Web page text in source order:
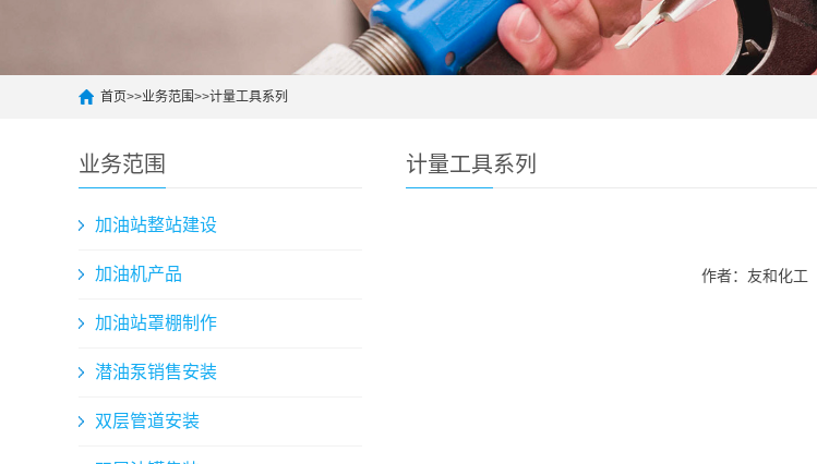
首页>>业务范围>>计量工具系列
业务范围
加油站整站建设
加油机产品
加油站罩棚制作
潜油泵销售安装
双层管道安装
计量工具系列
作者：友和化工